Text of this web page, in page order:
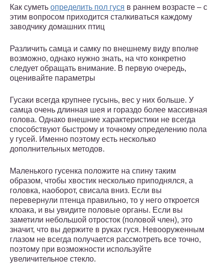
Как суметь определить пол гуся в раннем возрасте – с
этим вопросом приходится сталкиваться каждому
заводчику домашних птиц
Различить самца и самку по внешнему виду вполне
возможно, однако нужно знать, на что конкретно
следует обращать внимание. В первую очередь,
оценивайте параметры
Гусаки всегда крупнее гусынь, вес у них больше. У
самца очень длинная шея и гораздо более массивная
голова. Однако внешние характеристики не всегда
способствуют быстрому и точному определению пола
у гусей. Именно поэтому есть несколько
дополнительных методов.
Маленького гусенка положите на спину таким
образом, чтобы хвостик несколько приподнялся, а
головка, наоборот, свисала вниз. Если вы
перевернули птенца правильно, то у него откроется
клоака, и вы увидите половые органы. Если вы
заметили небольшой отросток (половой член), это
значит, что вы держите в руках гуся. Невооруженным
глазом не всегда получается рассмотреть все точно,
поэтому при возможности используйте
увеличительное стекло.